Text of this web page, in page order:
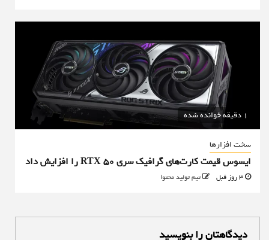
1 دقیقه خوانده شده
سخت افزارها
ایسوس قیمت کارت‌های گرافیک سری RTX 50 را افزایش داد
تیم تولید محتوا
دیدگاهتان را بنویسید